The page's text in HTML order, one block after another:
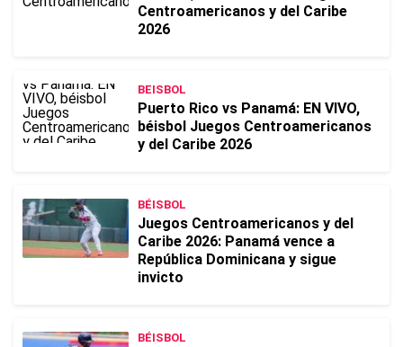
Centroamericanos y del Caribe
2026
BEISBOL
Puerto Rico vs Panamá: EN VIVO,
béisbol Juegos Centroamericanos
y del Caribe 2026
BÉISBOL
Juegos Centroamericanos y del
Caribe 2026: Panamá vence a
República Dominicana y sigue
invicto
BÉISBOL